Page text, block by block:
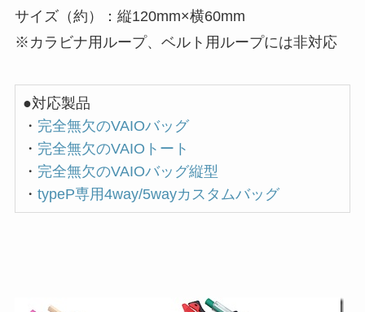
サイズ（約）：縦120mm×横60mm
※カラビナ用ループ、ベルト用ループには非対応
●対応製品
・ 完全無欠のVAIOバッグ
・ 完全無欠のVAIOトート
・ 完全無欠のVAIOバッグ縦型
・ typeP専用4way/5wayカスタムバッグ